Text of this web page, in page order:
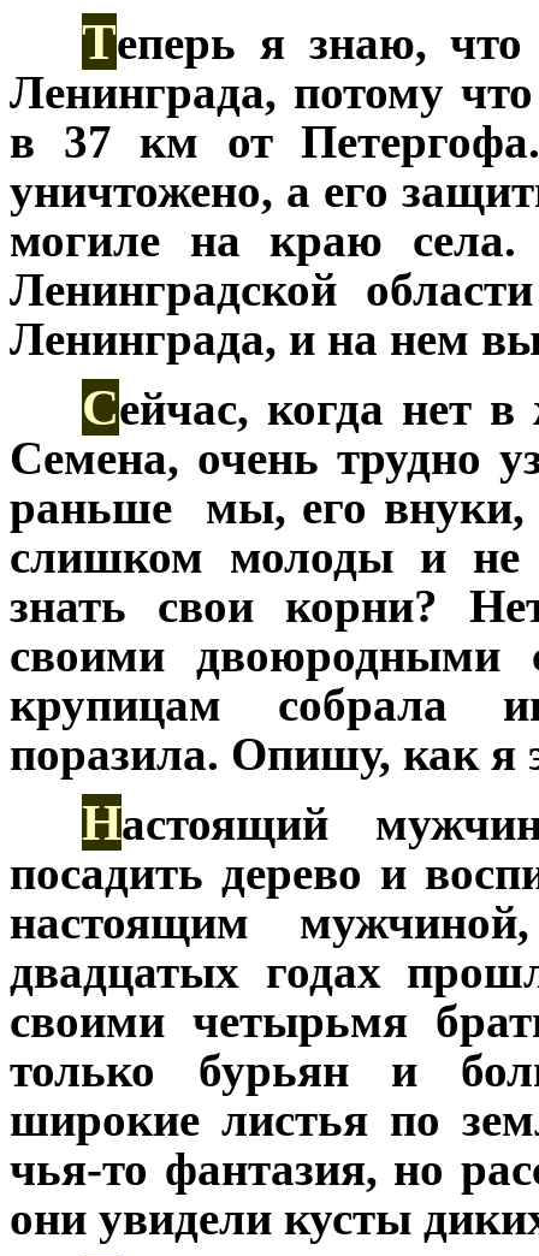
Теперь я знаю,
Ленинграда, потому
в 37 км от
уничтожено, а его
могиле на краю
Ленинградской
Ленинграда, и на нем
Сейчас, когда нет
Семена, очень трудно
раньше мы, его внуки,
слишком молоды и не
знать свои корни?
своими двоюродными
крупицам собрала
поразила. Опишу, как я
Настоящий
посадить дерево и
настоящим
двадцатых годах
своими четырьмя
только бурьян и
широкие листья по
чья-то фантазия, но
они увидели кусты